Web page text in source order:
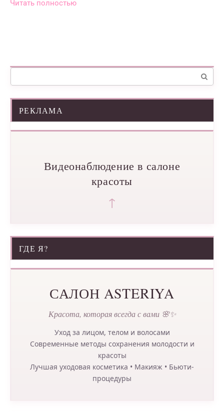
Читать полностью
Поиск:
РЕКЛАМА
Видеонаблюдение в салоне
красоты
↑
ГДЕ Я?
САЛОН ASTERIYA
Красота, которая всегда с вами 🌸✨
Уход за лицом, телом и волосами
Современные методы сохранения молодости и
красоты
Лучшая уходовая косметика • Макияж • Бьюти-
процедуры